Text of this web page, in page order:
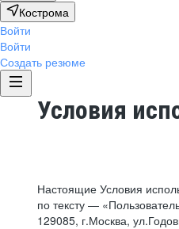
Кострома
Войти
Войти
Создать резюме
Условия
Настоящие Условия
по тексту —
129085, г.Москва,